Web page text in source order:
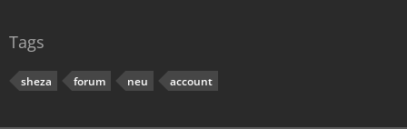
Tags
sheza forum neu account